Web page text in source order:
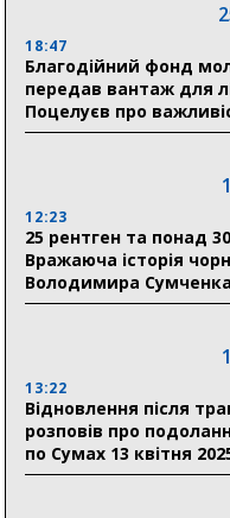
прифронтової
в Австрії
18:30
Ніколаєнко: у Сумах
відновлення житла
21:01
До 19 400 гривень на
Сумщини пояснив, як
«Укрексімбанк»
людям
11:00
Артем Кобзар вручив
18:47
Благодійний фонд
передав вантаж для
Поцелуєв про
12:23
25 рентген та понад
Вражаюча історія
Володимира Сумченка
13:22
Відновлення після
розповів про
по Сумах 13 квітня